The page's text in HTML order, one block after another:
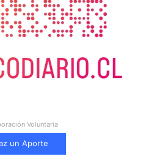
Voluntaria
un Aporte